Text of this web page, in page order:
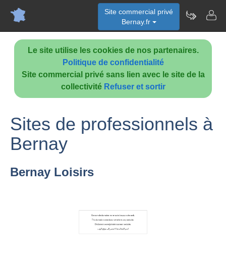
Le site utilise les cookies de nos partenaires.
Politique de confidentialité
Site commercial privé sans lien avec le site de la
collectivité Refuser et sortir
Site commercial privé
Bernay.fr
Sites de professionnels à
Bernay
Bernay Loisirs